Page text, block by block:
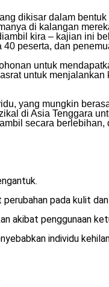
dikisar dalam
di kalangan
kira – kajian ini
peserta, dan
untuk
untuk menjalankan
yang mungkin
di Asia Tenggara
secara berlebihan,
pada kulit
akibat penggunaan
individu